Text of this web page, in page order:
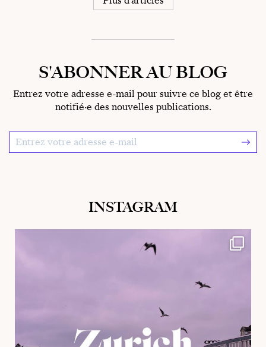
S'ABONNER AU BLOG
Entrez votre adresse e-mail pour suivre ce blog et être
notifié·e des nouvelles publications.
Email Address
INSTAGRAM